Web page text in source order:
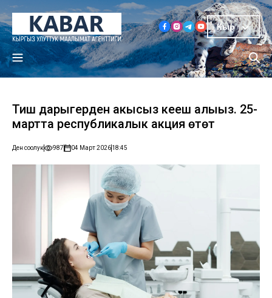
Кыр
Тиш дарыгерден акысыз кеңеш алыңыз. 25-
мартта республикалык акция өтөт
Ден соолук 987 04 Март 202618:45